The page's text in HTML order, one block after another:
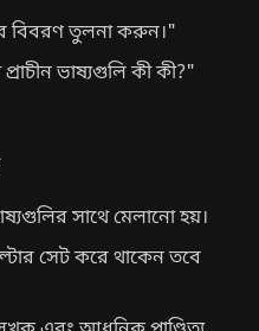
বিবরণ তুলনা করুন।"
ভাষ্যগুলি কী কী?"
সাথে মেলানো হয়।
সেট করে থাকেন তবে